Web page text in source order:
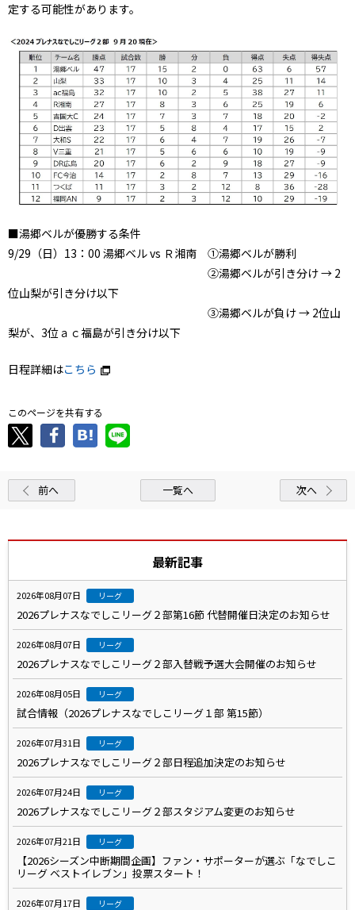
定する可能性があります。
■湯郷ベルが優勝する条件
9/29（日）13：00 湯郷ベル vs Ｒ湘南 ①湯郷ベルが勝利
②湯郷ベルが引き分け → 2
位山梨が引き分け以下
③湯郷ベルが負け → 2位山
梨が、3位ａｃ福島が引き分け以下
日程詳細はこちら
このページを共有する
前へ 一覧へ 次へ
最新記事
2026年08月07日 リーグ
2026プレナスなでしこリーグ２部第16節 代替開催日決定のお知らせ
2026年08月07日 リーグ
2026プレナスなでしこリーグ２部入替戦予選大会開催のお知らせ
2026年08月05日 リーグ
試合情報（2026プレナスなでしこリーグ１部 第15節）
2026年07月31日 リーグ
2026プレナスなでしこリーグ２部日程追加決定のお知らせ
2026年07月24日 リーグ
2026プレナスなでしこリーグ２部スタジアム変更のお知らせ
2026年07月21日 リーグ
【2026シーズン中断期間企画】ファン・サポーターが選ぶ「なでしこ
リーグ ベストイレブン」投票スタート！
2026年07月17日 リーグ